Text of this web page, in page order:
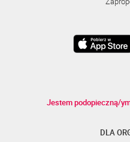
Jestem podopieczną/
DLA